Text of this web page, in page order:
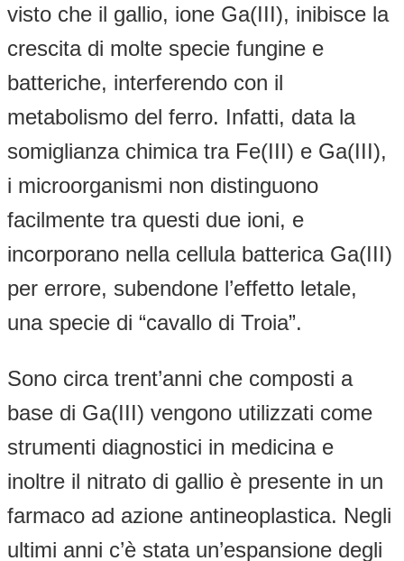
visto che il gallio, ione Ga(III), inibisce la
crescita di molte specie fungine e
batteriche, interferendo con il
metabolismo del ferro. Infatti, data la
somiglianza chimica tra Fe(III) e Ga(III),
i microorganismi non distinguono
facilmente tra questi due ioni, e
incorporano nella cellula batterica Ga(III)
per errore, subendone l’effetto letale,
una specie di “cavallo di Troia”.
Sono circa trent’anni che composti a
base di Ga(III) vengono utilizzati come
strumenti diagnostici in medicina e
inoltre il nitrato di gallio è presente in un
farmaco ad azione antineoplastica. Negli
ultimi anni c’è stata un’espansione degli